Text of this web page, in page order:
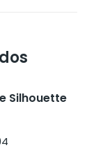
Silhouette